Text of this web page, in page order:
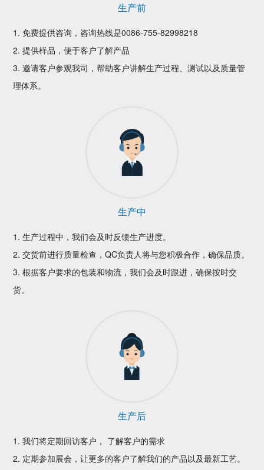
生产前
1. 免费提供咨询，咨询热线是0086-755-82998218
2. 提供样品，便于客户了解产品
3. 邀请客户参观我司，帮助客户讲解生产过程、测试以及质量管
理体系。
生产中
1. 生产过程中，我们会及时反馈生产进度。
2. 交货前进行质量检查，QC负责人将与您积极合作，确保品质。
3. 根据客户要求的包装和物流，我们会及时跟进，确保按时交
货。
生产后
1. 我们将定期回访客户， 了解客户的需求
2. 定期参加展会，让更多的客户了解我们的产品以及最新工艺。